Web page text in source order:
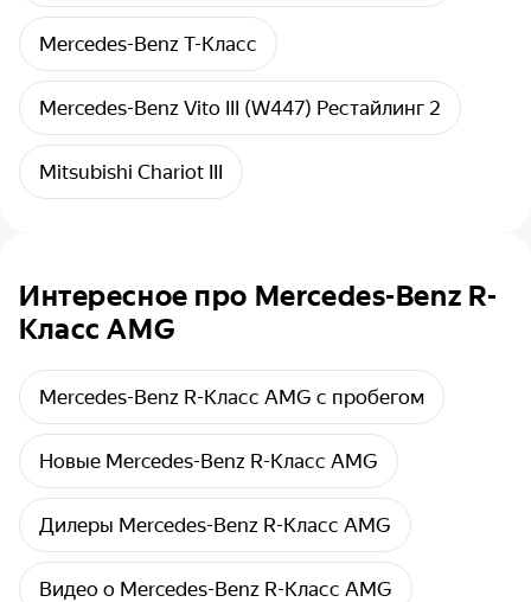
Mercedes-Benz T-Класс
Mercedes-Benz Vito III (W447) Рестайлинг 2
Mitsubishi Chariot III
Интересное про Mercedes-Benz R-
Класс AMG
Mercedes-Benz R-Класс AMG с пробегом
Новые Mercedes-Benz R-Класс AMG
Дилеры Mercedes-Benz R-Класс AMG
Видео о Mercedes-Benz R-Класс AMG